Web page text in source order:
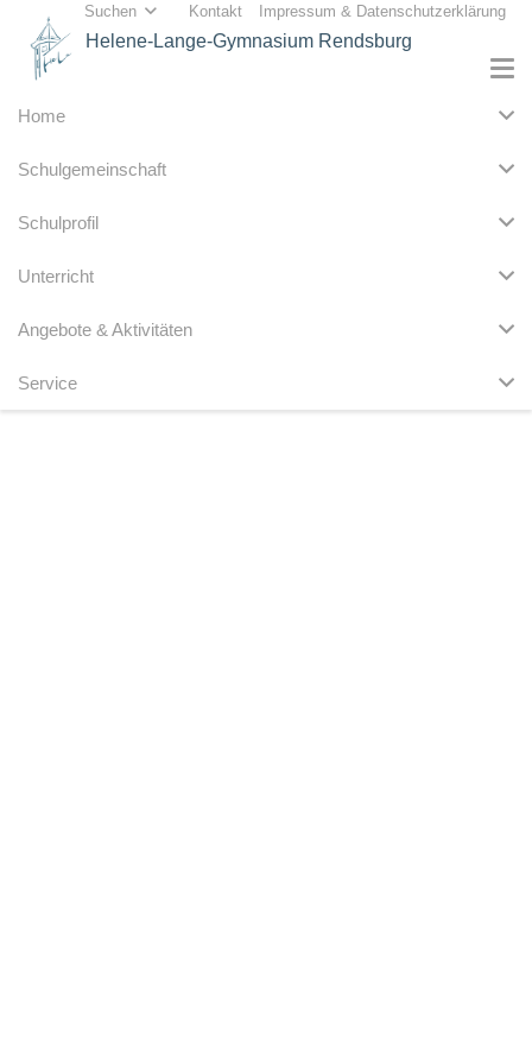
Suchen Kontakt Impressum & Datenschutzerklärung
Helene-Lange-Gymnasium Rendsburg
Home
Schulgemeinschaft
Schulprofil
Unterricht
Angebote & Aktivitäten
Service